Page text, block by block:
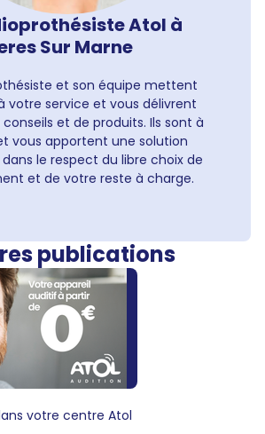
Atol à
Sur Marne
et son équipe mettent
votre service et vous délivrent
et de produits. Ils sont à
vous apportent une solution
le respect du libre choix de
et de votre reste à charge.
publications
votre centre Atol